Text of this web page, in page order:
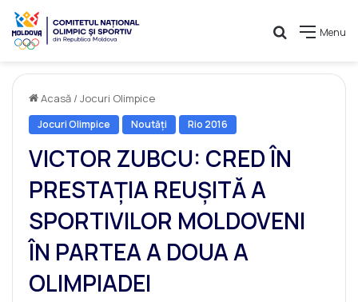
Menu
Caută
Acasă / Jocuri Olimpice
Jocuri Olimpice Noutăți Rio 2016
VICTOR ZUBCU: CRED ÎN
PRESTAȚIA REUȘITĂ A
SPORTIVILOR MOLDOVENI
ÎN PARTEA A DOUA A
OLIMPIADEI